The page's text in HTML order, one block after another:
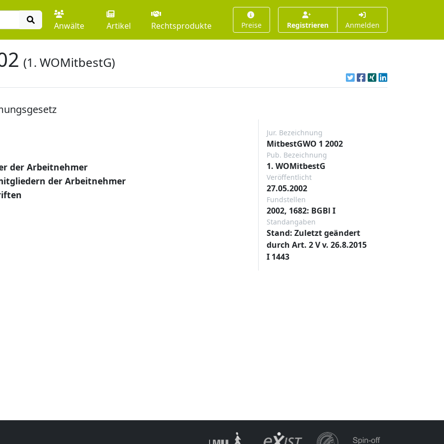
Anwälte Artikel Rechtsprodukte Preise Registrieren Anmelden
(1. WOMitbestG)
der Arbeitnehmer
der Arbeitnehmer
Jur. Bezeichnung
MitbestGWO 1 2002
Pub. Bezeichnung
1. WOMitbestG
Veröffentlicht
27.05.2002
Fundstellen
2002, 1682: BGBl I
Standangaben
Stand: Zuletzt geändert
durch Art. 2 V v. 26.8.2015
I 1443